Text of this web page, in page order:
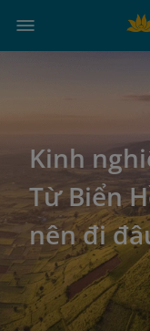
Kinh
Từ Biển
nên đi